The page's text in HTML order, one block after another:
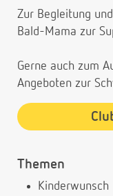
Zur Begleitung
Bald-Mama zur
Gerne auch zum
Angeboten zur
Themen
Kinderwunsch